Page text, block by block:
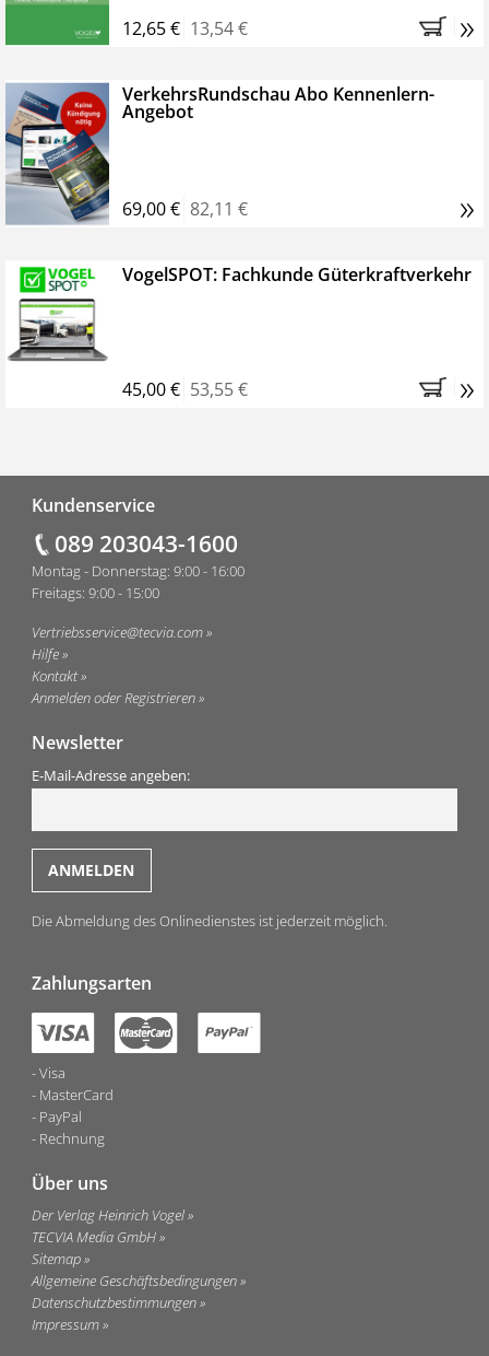
12,65 € 13,54 € »
VerkehrsRundschau Abo Kennenlern-
Angebot
69,00 € 82,11 € »
VogelSPOT: Fachkunde Güterkraftverkehr
45,00 € 53,55 € »
Kundenservice
089 203043-1600
Montag - Donnerstag: 9:00 - 16:00
Freitags: 9:00 - 15:00
Vertriebsservice@tecvia.com
Hilfe
Kontakt
Anmelden oder Registrieren
Newsletter
E-Mail-Adresse angeben:
Die Abmeldung des Onlinedienstes ist jederzeit möglich.
Zahlungsarten
Visa
MasterCard
PayPal
Rechnung
Über uns
Der Verlag Heinrich Vogel
TECVIA Media GmbH
Sitemap
Allgemeine Geschäftsbedingungen
Datenschutzbestimmungen
Impressum